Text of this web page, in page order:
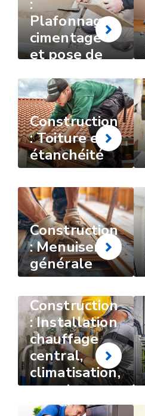
:
Plafonnage,
cimentage
et pose de
Construction
: Toiture et
étanchéité
Construction
: Menuiserie
générale
Construction
: Installation
chauffage
central,
climatisation,
gaz et
sanitaire